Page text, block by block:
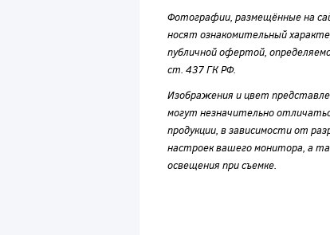
Фотографии, размещённые на
носят ознакомительный
публичной офертой,
ст. 437 ГК РФ.
Изображения и цвет
могут незначительно
продукции, в зависимости от
настроек вашего монитора, а
освещения при съемке.